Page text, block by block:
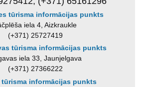
tūrisma informācijas punkts
iela 4, Aizkraukle
(+371) 25727419
tūrisma informācijas punkts
iela 33, Jaunjelgava
(+371) 27366222
tūrisma informācijas punkts